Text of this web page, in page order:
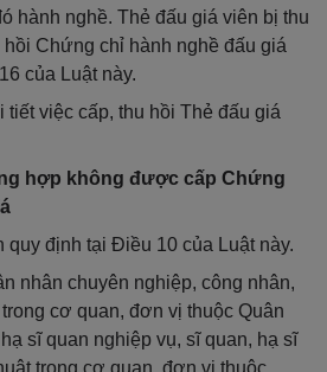
hành nghề. Thẻ đấu giá viên bị thu
Chứng chỉ hành nghề đấu giá
của Luật này.
tiết việc cấp, thu hồi Thẻ đấu giá
hợp không được cấp Chứng
quy định tại Điều 10 của Luật này.
nhân chuyên nghiệp, công nhân,
cơ quan, đơn vị thuộc Quân
sĩ quan nghiệp vụ, sĩ quan, hạ sĩ
trong cơ quan, đơn vị thuộc